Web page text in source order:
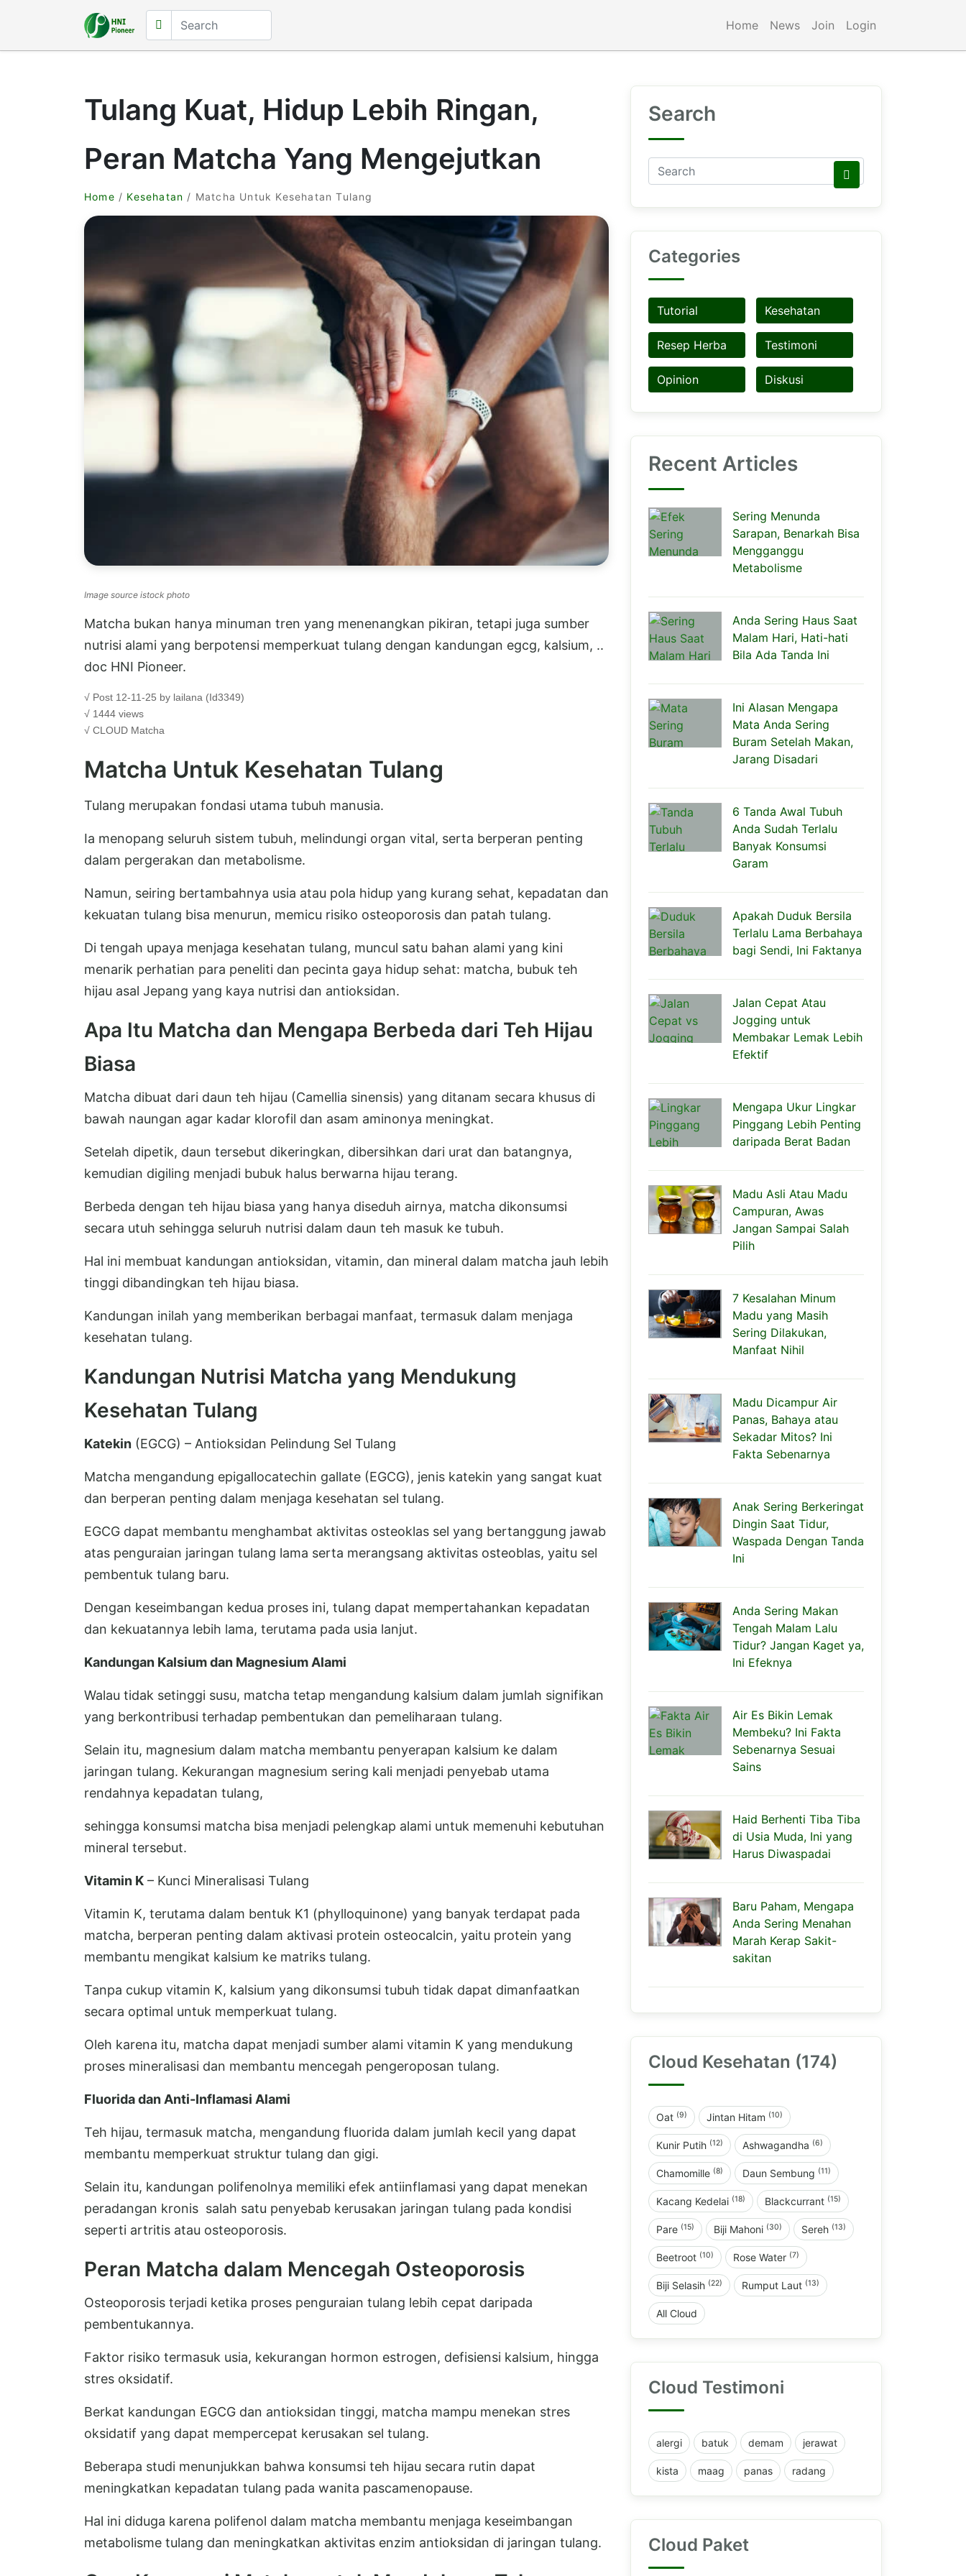
Home News Join Login
Tulang Kuat, Hidup Lebih Ringan,
Peran Matcha Yang Mengejutkan
Home / Kesehatan / Matcha Untuk Kesehatan Tulang
Image source istock photo
Matcha bukan hanya minuman tren yang menenangkan pikiran, tetapi juga sumber
nutrisi alami yang berpotensi memperkuat tulang dengan kandungan egcg, kalsium, ..
doc HNI Pioneer.
√ Post 12-11-25 by lailana (Id3349)
√ 1444 views
√ CLOUD Matcha
Matcha Untuk Kesehatan Tulang
Tulang merupakan fondasi utama tubuh manusia.
Ia menopang seluruh sistem tubuh, melindungi organ vital, serta berperan penting
dalam pergerakan dan metabolisme.
Namun, seiring bertambahnya usia atau pola hidup yang kurang sehat, kepadatan dan
kekuatan tulang bisa menurun, memicu risiko osteoporosis dan patah tulang.
Di tengah upaya menjaga kesehatan tulang, muncul satu bahan alami yang kini
menarik perhatian para peneliti dan pecinta gaya hidup sehat: matcha, bubuk teh
hijau asal Jepang yang kaya nutrisi dan antioksidan.
Apa Itu Matcha dan Mengapa Berbeda dari Teh Hijau
Biasa
Matcha dibuat dari daun teh hijau (Camellia sinensis) yang ditanam secara khusus di
bawah naungan agar kadar klorofil dan asam aminonya meningkat.
Setelah dipetik, daun tersebut dikeringkan, dibersihkan dari urat dan batangnya,
kemudian digiling menjadi bubuk halus berwarna hijau terang.
Berbeda dengan teh hijau biasa yang hanya diseduh airnya, matcha dikonsumsi
secara utuh sehingga seluruh nutrisi dalam daun teh masuk ke tubuh.
Hal ini membuat kandungan antioksidan, vitamin, dan mineral dalam matcha jauh lebih
tinggi dibandingkan teh hijau biasa.
Kandungan inilah yang memberikan berbagai manfaat, termasuk dalam menjaga
kesehatan tulang.
Kandungan Nutrisi Matcha yang Mendukung
Kesehatan Tulang
Katekin (EGCG) – Antioksidan Pelindung Sel Tulang
Matcha mengandung epigallocatechin gallate (EGCG), jenis katekin yang sangat kuat
dan berperan penting dalam menjaga kesehatan sel tulang.
EGCG dapat membantu menghambat aktivitas osteoklas sel yang bertanggung jawab
atas penguraian jaringan tulang lama serta merangsang aktivitas osteoblas, yaitu sel
pembentuk tulang baru.
Dengan keseimbangan kedua proses ini, tulang dapat mempertahankan kepadatan
dan kekuatannya lebih lama, terutama pada usia lanjut.
Kandungan Kalsium dan Magnesium Alami
Walau tidak setinggi susu, matcha tetap mengandung kalsium dalam jumlah signifikan
yang berkontribusi terhadap pembentukan dan pemeliharaan tulang.
Selain itu, magnesium dalam matcha membantu penyerapan kalsium ke dalam
jaringan tulang. Kekurangan magnesium sering kali menjadi penyebab utama
rendahnya kepadatan tulang,
sehingga konsumsi matcha bisa menjadi pelengkap alami untuk memenuhi kebutuhan
mineral tersebut.
Vitamin K – Kunci Mineralisasi Tulang
Vitamin K, terutama dalam bentuk K1 (phylloquinone) yang banyak terdapat pada
matcha, berperan penting dalam aktivasi protein osteocalcin, yaitu protein yang
membantu mengikat kalsium ke matriks tulang.
Tanpa cukup vitamin K, kalsium yang dikonsumsi tubuh tidak dapat dimanfaatkan
secara optimal untuk memperkuat tulang.
Oleh karena itu, matcha dapat menjadi sumber alami vitamin K yang mendukung
proses mineralisasi dan membantu mencegah pengeroposan tulang.
Fluorida dan Anti-Inflamasi Alami
Teh hijau, termasuk matcha, mengandung fluorida dalam jumlah kecil yang dapat
membantu memperkuat struktur tulang dan gigi.
Selain itu, kandungan polifenolnya memiliki efek antiinflamasi yang dapat menekan
peradangan kronis salah satu penyebab kerusakan jaringan tulang pada kondisi
seperti artritis atau osteoporosis.
Peran Matcha dalam Mencegah Osteoporosis
Osteoporosis terjadi ketika proses penguraian tulang lebih cepat daripada
pembentukannya.
Faktor risiko termasuk usia, kekurangan hormon estrogen, defisiensi kalsium, hingga
stres oksidatif.
Berkat kandungan EGCG dan antioksidan tinggi, matcha mampu menekan stres
oksidatif yang dapat mempercepat kerusakan sel tulang.
Beberapa studi menunjukkan bahwa konsumsi teh hijau secara rutin dapat
meningkatkan kepadatan tulang pada wanita pascamenopause.
Hal ini diduga karena polifenol dalam matcha membantu menjaga keseimbangan
metabolisme tulang dan meningkatkan aktivitas enzim antioksidan di jaringan tulang.
Search
Categories
Tutorial Kesehatan
Resep Herba Testimoni
Opinion Diskusi
Recent Articles
Sering Menunda
Sarapan, Benarkah Bisa
Mengganggu
Metabolisme
Anda Sering Haus Saat
Malam Hari, Hati-hati
Bila Ada Tanda Ini
Ini Alasan Mengapa
Mata Anda Sering
Buram Setelah Makan,
Jarang Disadari
6 Tanda Awal Tubuh
Anda Sudah Terlalu
Banyak Konsumsi
Garam
Apakah Duduk Bersila
Terlalu Lama Berbahaya
bagi Sendi, Ini Faktanya
Jalan Cepat Atau
Jogging untuk
Membakar Lemak Lebih
Efektif
Mengapa Ukur Lingkar
Pinggang Lebih Penting
daripada Berat Badan
Madu Asli Atau Madu
Campuran, Awas
Jangan Sampai Salah
Pilih
7 Kesalahan Minum
Madu yang Masih
Sering Dilakukan,
Manfaat Nihil
Madu Dicampur Air
Panas, Bahaya atau
Sekadar Mitos? Ini
Fakta Sebenarnya
Anak Sering Berkeringat
Dingin Saat Tidur,
Waspada Dengan Tanda
Ini
Anda Sering Makan
Tengah Malam Lalu
Tidur? Jangan Kaget ya,
Ini Efeknya
Air Es Bikin Lemak
Membeku? Ini Fakta
Sebenarnya Sesuai
Sains
Haid Berhenti Tiba Tiba
di Usia Muda, Ini yang
Harus Diwaspadai
Baru Paham, Mengapa
Anda Sering Menahan
Marah Kerap Sakit-
sakitan
Cloud Kesehatan (174)
Oat (9) Jintan Hitam (10)
Kunir Putih (12) Ashwagandha (6)
Chamomille (8) Daun Sembung (11)
Kacang Kedelai (18) Blackcurrant (15)
Pare (15) Biji Mahoni (30) Sereh (13)
Beetroot (10) Rose Water (7)
Biji Selasih (22) Rumput Laut (13)
All Cloud
Cloud Testimoni
alergi batuk demam jerawat
kista maag panas radang
Cloud Paket